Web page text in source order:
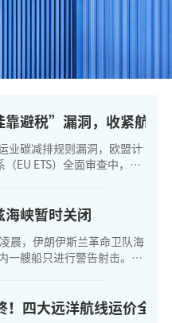
避税”漏洞，收紧航运
业碳减排规则漏洞，欧盟计
EU ETS）全面审查中，进
峡暂时关闭
晨，伊朗伊斯兰革命卫队海
一艘船只进行警告射击。声
四大远洋航线运价全面